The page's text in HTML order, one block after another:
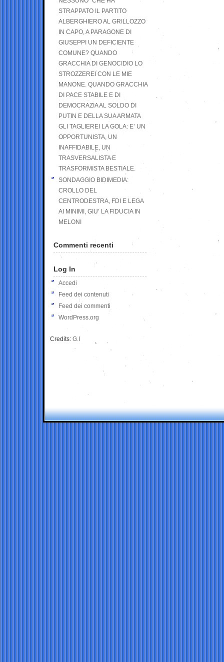
STRAPPATO IL PARTITO
ALBERGHIERO AL GRILLOZZO
IN CAPO, A PARAGONE DI
GIUSEPPI UN DEFICIENTE
COMUNE? QUANDO
GRACCHIA DI GENOCIDIO LO
STROZZEREI CON LE MIE
MANONE. QUANDO GRACCHIA
DI PACE STABILE E DI
DEMOCRAZIA AL SOLDO DI
PUTIN E DELLA SUA ARMATA
GLI TAGLIEREI LA GOLA: E’ UN
OPPORTUNISTA, UN
INAFFIDABILE, UN
TRASVERSALISTA E
TRASFORMISTA BESTIALE.
SONDAGGIO BIDIMEDIA:
CROLLO DEL
CENTRODESTRA, FDI E LEGA
AI MINIMI, GIU’ LA FIDUCIA IN
MELONI
Commenti recenti
Log In
Accedi
Feed dei contenuti
Feed dei commenti
WordPress.org
Credits: G.I